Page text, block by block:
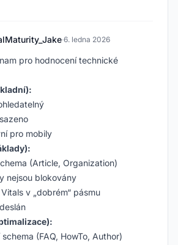
·6. ledna 2026
pro hodnocení technické
pro mobily
(Article, Organization)
nejsou blokovány
v „dobrém“ pásmu
schema (FAQ, HowTo, Author)